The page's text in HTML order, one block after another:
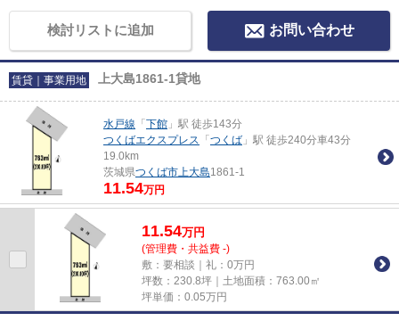
検討リストに追加 お問い合わせ
賃貸｜事業用地 上大島1861-1貸地
水戸線 「 下館 」駅 徒歩143分
つくばエクスプレス 「 つくば 」駅 徒歩240分車43分
19.0km
茨城県つくば市上大島1861-1
11.54万円
11.54万円
(管理費・共益費 -)
敷：要相談｜礼：0万円
坪数：230.8坪｜土地面積：763.00㎡
坪単価： 0.05万円